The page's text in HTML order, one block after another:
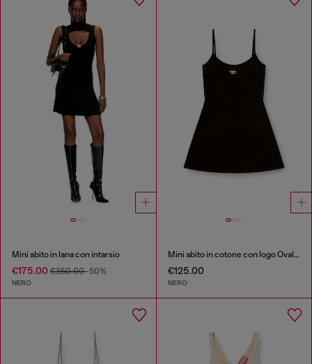
Mini abito in lana con intarsio
€175.00 €350.00-50%
NERO
Mini abito in cotone con logo Oval D
€125.00
NERO